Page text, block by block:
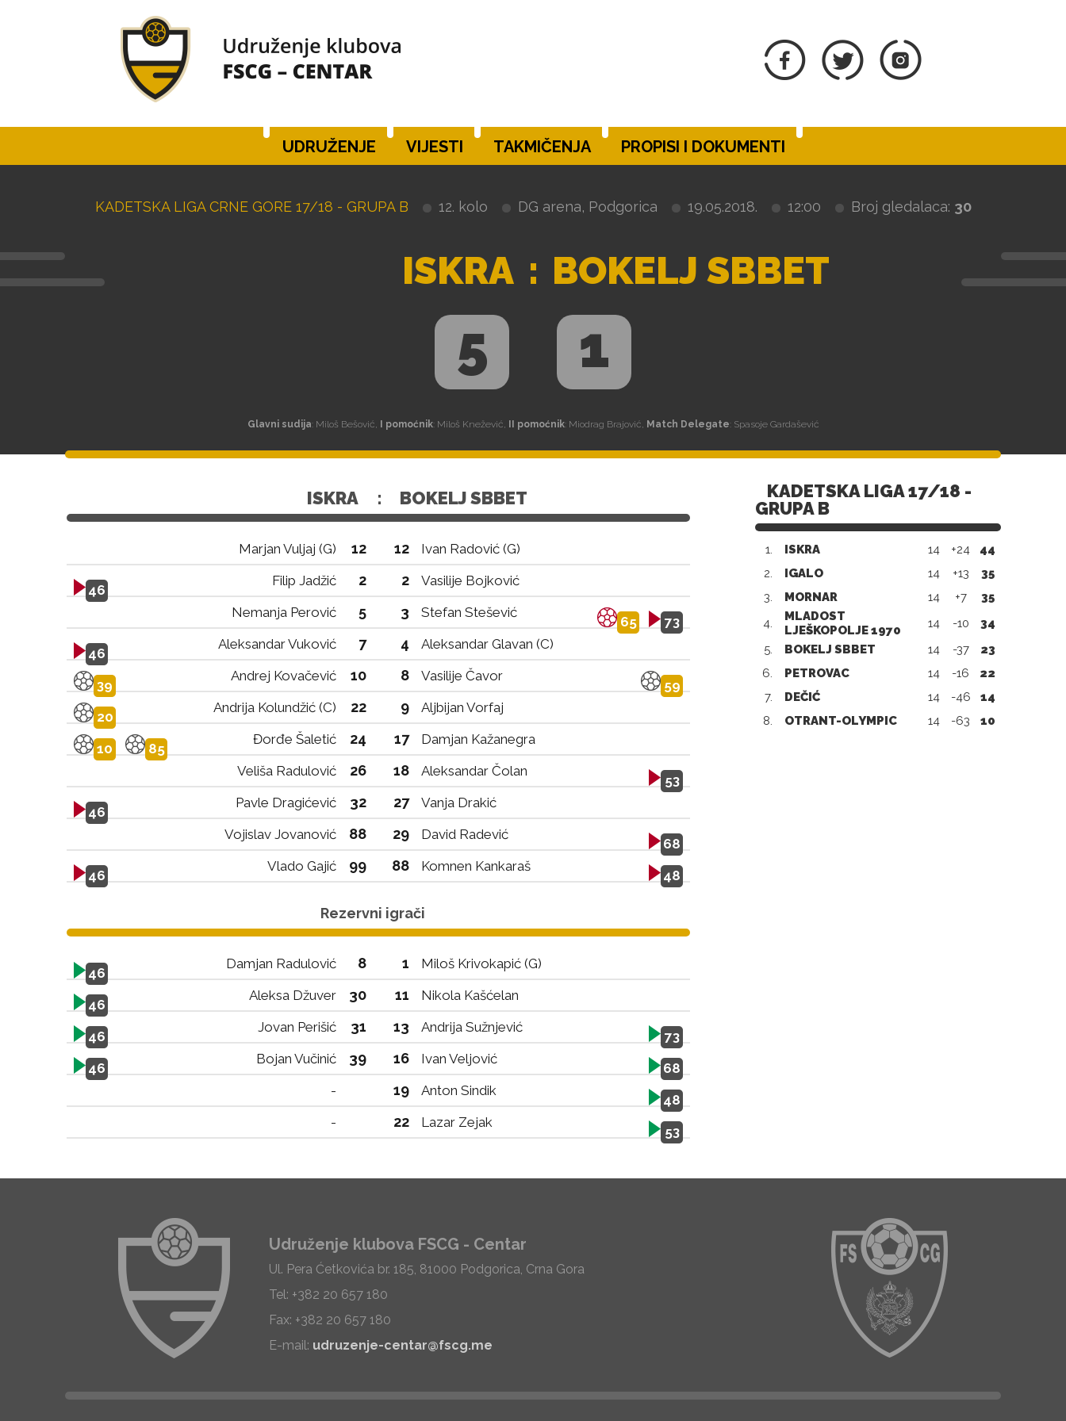
UDRUŽENJE VIJESTI TAKMIČENJA PROPISI I DOKUMENTI
KADETSKA LIGA CRNE GORE 17/18 - GRUPA B 12. kolo DG arena, Podgorica 19.05.2018. 12:00 Broj gledalaca: 30
ISKRA : BOKELJ SBBET
5 1
Glavni sudija: Miloš Bešović, I pomoćnik: Miloš Knežević, II pomoćnik: Miodrag Brajović, Match Delegate: Spasoje Gardašević
ISKRA : BOKELJ SBBET
Marjan Vuljaj (G) 12 12 Ivan Radović (G)
46
Filip Jadžić 2 2
Vasilije Bojković
Nemanja Perović
5 3 Stefan Stešević
65
73
46
Aleksandar Vuković 7 4 Aleksandar Glavan (C)
39
Andrej Kovačević 10 8 Vasilije Čavor
59
20
Andrija Kolundžić (C) 22 9 Aljbijan Vorfaj
10 85
Đorđe Šaletić 24 17
Damjan Kažanegra
Veliša Radulović
26 18 Aleksandar Čolan
53
46
Pavle Dragićević 32 27
Vanja Drakić
Vojislav Jovanović
88 29 David Radević
68
46
Vlado Gajić 99 88 Komnen Kankaraš
48
Rezervni igrači
46
Damjan Radulović 8 1 Miloš Krivokapić (G)
46
Aleksa Džuver 30 11 Nikola Kašćelan
46
Jovan Perišić 31 13 Andrija Sužnjević
73
46
Bojan Vučinić 39 16 Ivan Veljović
68
-
19 Anton Sindik
48
-
22 Lazar Zejak
53
KADETSKA LIGA 17/18 -
GRUPA B
1. ISKRA 14 +24
44
2.
IGALO 14 +13
35
3.
MORNAR 14 +7
35
4.
MLADOST
LJEŠKOPOLJE 1970
14 -10
34
5.
BOKELJ SBBET 14 -37
23
6.
PETROVAC 14 -16
22
7.
DEČIĆ 14 -46
14
8.
OTRANT-OLYMPIC 14 -63 10
Udruženje klubova FSCG - Centar
Ul. Pera Ćetkovića br. 185, 81000 Podgorica, Crna Gora
Tel: +382 20 657 180
Fax: +382 20 657 180
E-mail: udruzenje-centar@fscg.me